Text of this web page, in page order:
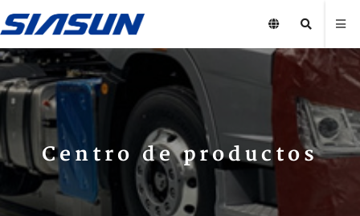
Centro de productos